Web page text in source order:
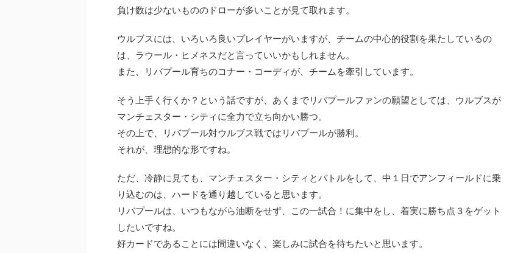
負け数は少ないもののドローが多いことが見て取れます。
ウルブスには、いろいろ良いプレイヤーがいますが、チームの中心的役割を果たしているの
は、ラウール・ヒメネスだと言っていいかもしれません。
また、リバプール育ちのコナー・コーディが、チームを牽引しています。
そう上手く行くか？という話ですが、あくまでリバプールファンの願望としては、ウルブスが
マンチェスター・シティに全力で立ち向かい勝つ。
その上で、リバプール対ウルブス戦ではリバプールが勝利。
それが、理想的な形ですね。
ただ、冷静に見ても、マンチェスター・シティとバトルをして、中１日でアンフィールドに乗
り込むのは、ハードを通り越していると思います。
リバプールは、いつもながら油断をせず、この一試合！に集中をし、着実に勝ち点３をゲット
したいですね。
好カードであることには間違いなく、楽しみに試合を待ちたいと思います。